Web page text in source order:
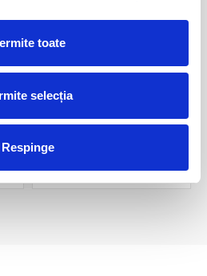
toate
selecția
Respinge
Turmalina roz